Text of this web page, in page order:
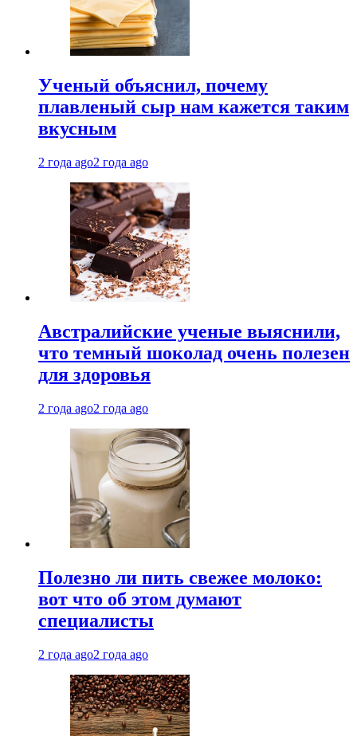
Ученый объяснил, почему
плавленый сыр нам кажется таким
вкусным
2 года ago2 года ago
Австралийские ученые выяснили,
что темный шоколад очень полезен
для здоровья
2 года ago2 года ago
Полезно ли пить свежее молоко:
вот что об этом думают
специалисты
2 года ago2 года ago